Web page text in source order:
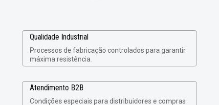
Qualidade Industrial
Processos de fabricação controlados para garantir
máxima resistência.
Atendimento B2B
Condições especiais para distribuidores e compras